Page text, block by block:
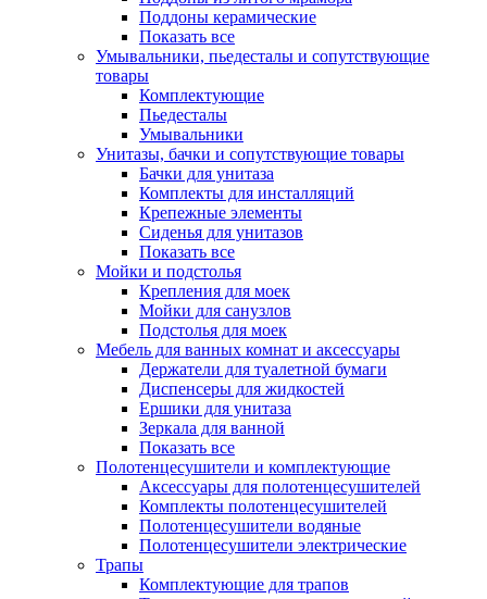
Поддоны керамические
Показать все
Умывальники, пьедесталы и сопутствующие
товары
Комплектующие
Пьедесталы
Умывальники
Унитазы, бачки и сопутствующие товары
Бачки для унитаза
Комплекты для инсталляций
Крепежные элементы
Сиденья для унитазов
Показать все
Мойки и подстолья
Крепления для моек
Мойки для санузлов
Подстолья для моек
Мебель для ванных комнат и аксессуары
Держатели для туалетной бумаги
Диспенсеры для жидкостей
Ершики для унитаза
Зеркала для ванной
Показать все
Полотенцесушители и комплектующие
Аксессуары для полотенцесушителей
Комплекты полотенцесушителей
Полотенцесушители водяные
Полотенцесушители электрические
Трапы
Комплектующие для трапов